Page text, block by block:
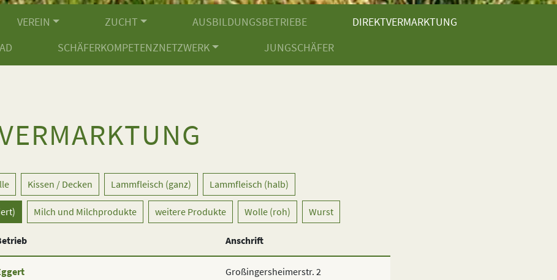
VEREIN ZUCHT AUSBILDUNGSBETRIEBE
DIREKTVERMARKTUNG
SCHÄFERKOMPETENZNETZWERK JUNGSCHÄFER
Kissen / Decken Lammfleisch (ganz) Lammfleisch (halb)
Milch und Milchprodukte weitere Produkte Wolle (roh) Wurst
Anschrift
Großingersheimerstr. 2